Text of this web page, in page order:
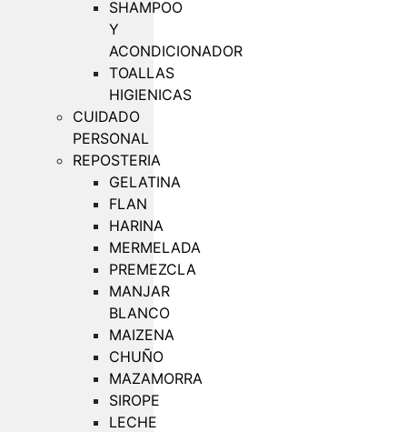
SHAMPOO
Y
ACONDICIONADOR
TOALLAS
HIGIENICAS
CUIDADO
PERSONAL
REPOSTERIA
GELATINA
FLAN
HARINA
MERMELADA
PREMEZCLA
MANJAR
BLANCO
MAIZENA
CHUÑO
MAZAMORRA
SIROPE
LECHE